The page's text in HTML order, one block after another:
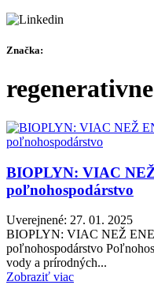
Značka:
regenerativne
BIOPLYN: VIAC
poľnohospodárstvo
Uverejnené: 27. 01. 2025
BIOPLYN: VIAC NEŽ
poľnohospodárstvo
vody a prírodných...
Zobraziť viac